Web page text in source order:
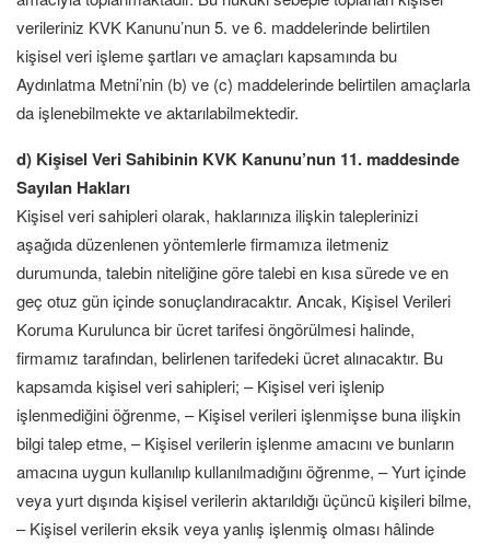
verileriniz KVK Kanunu’nun 5. ve 6. maddelerinde belirtilen
kişisel veri işleme şartları ve amaçları kapsamında bu
Aydınlatma Metni’nin (b) ve (c) maddelerinde belirtilen amaçlarla
da işlenebilmekte ve aktarılabilmektedir.
d) Kişisel Veri Sahibinin KVK Kanunu’nun 11. maddesinde
Sayılan Hakları
Kişisel veri sahipleri olarak, haklarınıza ilişkin taleplerinizi
aşağıda düzenlenen yöntemlerle firmamıza iletmeniz
durumunda, talebin niteliğine göre talebi en kısa sürede ve en
geç otuz gün içinde sonuçlandıracaktır. Ancak, Kişisel Verileri
Koruma Kurulunca bir ücret tarifesi öngörülmesi halinde,
firmamız tarafından, belirlenen tarifedeki ücret alınacaktır. Bu
kapsamda kişisel veri sahipleri; – Kişisel veri işlenip
işlenmediğini öğrenme, – Kişisel verileri işlenmişse buna ilişkin
bilgi talep etme, – Kişisel verilerin işlenme amacını ve bunların
amacına uygun kullanılıp kullanılmadığını öğrenme, – Yurt içinde
veya yurt dışında kişisel verilerin aktarıldığı üçüncü kişileri bilme,
– Kişisel verilerin eksik veya yanlış işlenmiş olması hâlinde